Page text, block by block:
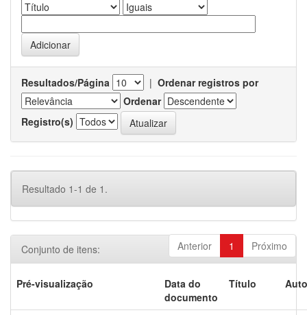
Resultados/Página | Ordenar registros por
Ordenar
Registro(s)
Resultado 1-1 de 1.
Anterior 1 Próximo
Conjunto de itens:
Pré-visualização
Data do
documento
Título